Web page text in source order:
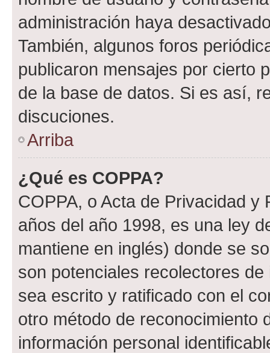
administración haya
También, algunos foros
publicaron mensajes por cierto
de la base de datos. Si es así,
discuciones.
Arriba
¿Qué es COPPA?
COPPA, o Acta de Privacidad
años del año 1998, es una ley
mantiene en inglés) donde se
son potenciales recolectores
sea escrito y ratificado con el
otro método de reconocimiento
información personal